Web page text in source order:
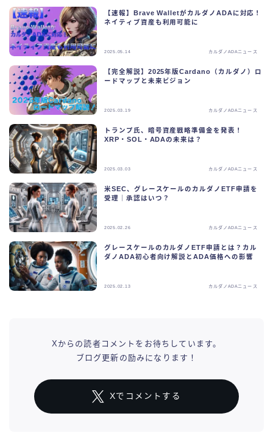
【速報】Brave WalletがカルダノADAに対応！
ネイティブ資産も利用可能に
2025.05.14 カルダノADAニュース
【完全解説】2025年版Cardano（カルダノ）ロ
ードマップと未来ビジョン
2025.03.19 カルダノADAニュース
トランプ氏、暗号資産戦略準備金を発表！
XRP・SOL・ADAの未来は？
2025.03.03 カルダノADAニュース
米SEC、グレースケールのカルダノETF申請を
受理｜承認はいつ？
2025.02.26 カルダノADAニュース
グレースケールのカルダノETF申請とは？カル
ダノADA初心者向け解説とADA価格への影響
2025.02.13 カルダノADAニュース
Xからの読者コメントをお待ちしています。
ブログ更新の励みになります！
Xでコメントする